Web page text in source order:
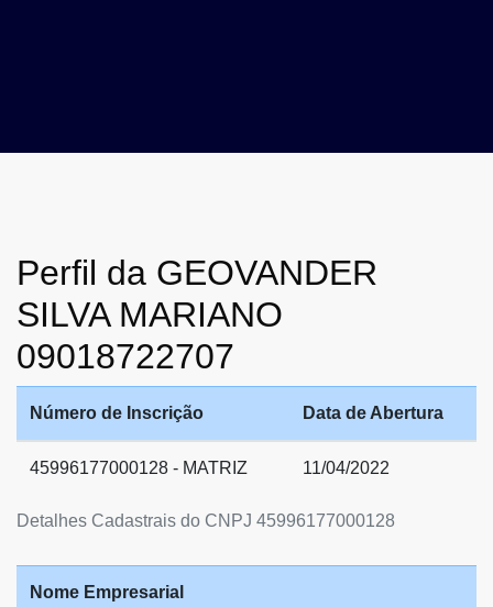
Perfil da GEOVANDER
SILVA MARIANO
09018722707
Detalhes Cadastrais do CNPJ 45996177000128
Número de Inscrição Data de Abertura
45996177000128 - MATRIZ 11/04/2022
Nome Empresarial